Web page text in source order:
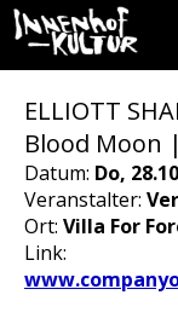
ELLIOTT
Blood Moon
Datum: Do,
Veranstalter:
Ort: Villa For
Link: